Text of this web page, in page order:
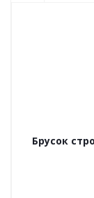
Брусок